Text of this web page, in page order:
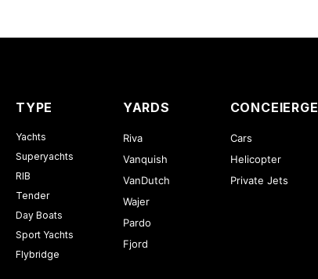
TYPE
Yachts
Superyachts
RIB
Tender
Day Boats
Sport Yachts
Flybridge
YARDS
Riva
Vanquish
VanDutch
Wajer
Pardo
Fjord
CONCEIERGE
Cars
Helicopter
Private Jets